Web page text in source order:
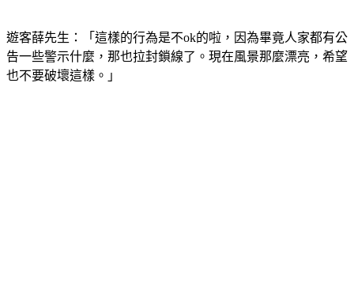
告一些警示什麼，那也拉封鎖線了。現在風景那麼漂亮，希望
也不要破壞這樣。」